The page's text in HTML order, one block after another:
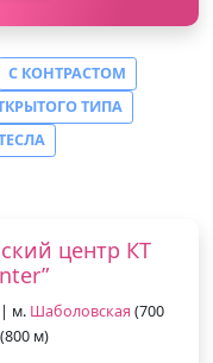
С КОНТРАСТОМ
ТИПА
центр КТ
| м. Шаболовская (700
(800 м)